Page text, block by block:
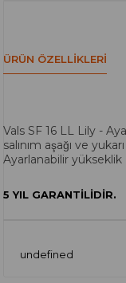
ÜRÜN ÖZELLIKLERI
Vals SF 16 LL Lily -
salınım aşağı ve
Ayarlanabilir yükseklik
5 YIL GARANTİLİDİR.
undefined